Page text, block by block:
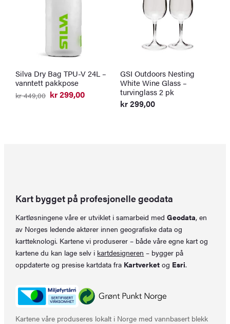
Silva Dry Bag TPU-V 24L –
vanntett pakkpose
kr449,00
Opprinnelig
kr299,00
Nåværende
GSI Outdoors Nesting
White Wine Glass –
turvinglass 2 pk
kr299,00
Kart bygget på profesjonelle geodata
Kartløsningene våre er utviklet i samarbeid medGeodata, en
av Norges ledende aktører innen geografiske data og
kartteknologi. Kartene vi produserer – både våre egne kart og
kartene du kan lage selv i kartdesigneren – bygger på
oppdaterte og presise kartdata fra Kartverket og Esri.
Kartene våre produseres lokalt i Norge med vannbasert blekk